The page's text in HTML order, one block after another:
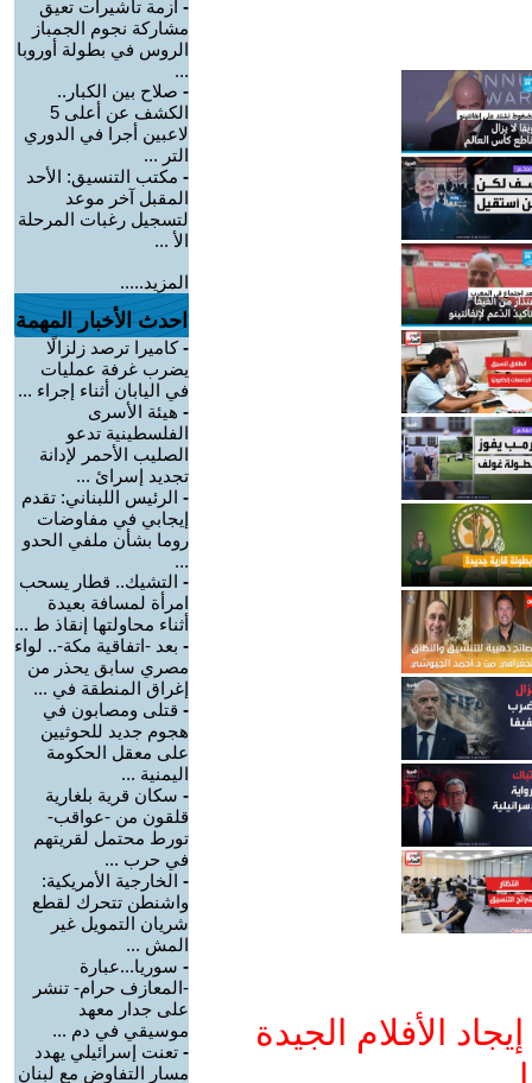
الأفلام الجيدة
- أزمة تأشيرات تعيق
مشاركة نجوم الجمباز
الروس في بطولة أوروبا
...
- صلاح بين الكبار..
الكشف عن أعلى 5
لاعبين أجرا في الدوري
التر ...
- مكتب التنسيق: الأحد
المقبل آخر موعد
لتسجيل رغبات المرحلة
الأ ...
المزيد.....
احدث الأخبار المهمة
-كاميرا ترصد زلزالًا
يضرب غرفة عمليات
في اليابان أثناء إجراء ...
- هيئة الأسرى
الفلسطينية تدعو
الصليب الأحمر لإدانة
تجديد إسرائ ...
- الرئيس اللبناني: تقدم
إيجابي في مفاوضات
روما بشأن ملفي الحدو
...
- التشيك.. قطار يسحب
امرأة لمسافة بعيدة
أثناء محاولتها إنقاذ ط ...
- بعد -اتفاقية مكة-.. لواء
مصري سابق يحذر من
إغراق المنطقة في ...
- قتلى ومصابون في
هجوم جديد للحوثيين
على معقل الحكومة
اليمنية ...
- سكان قرية بلغارية
قلقون من -عواقب-
تورط محتمل لقريتهم
في حرب ...
- الخارجية الأمريكية:
واشنطن تتحرك لقطع
شريان التمويل غير
المش ...
- سوريا...عبارة
-المعازف حرام- تنشر
على جدار معهد
موسيقي في دم ...
- تعنت إسرائيلي يهدد
مسار التفاوض مع لبنان